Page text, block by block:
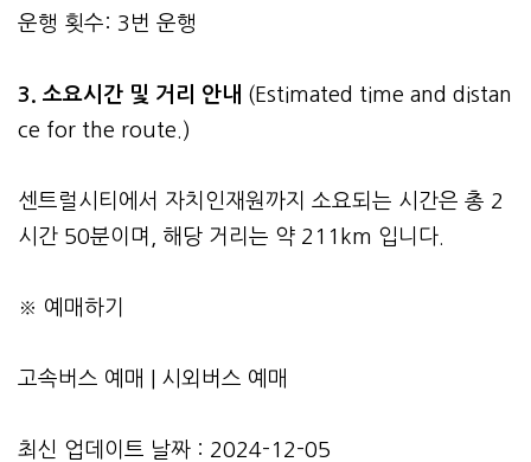
운행 횟수: 3번 운행
3. 소요시간 및 거리 안내 (Estimated time and distan
ce for the route.)
센트럴시티에서 자치인재원까지 소요되는 시간은 총 2
시간 50분이며, 해당 거리는 약 211km 입니다.
※ 예매하기
고속버스 예매 시외버스 예매
최신 업데이트 날짜 : 2024-12-05